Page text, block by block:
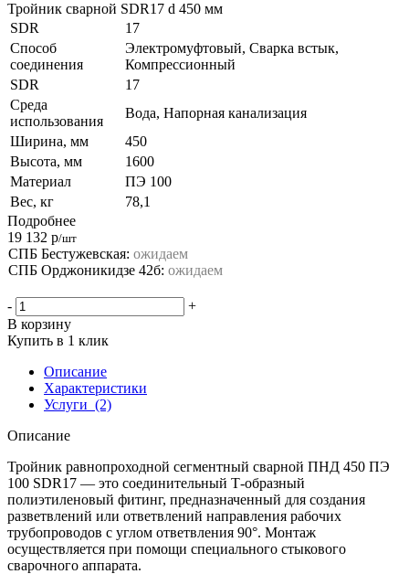
Тройник сварной SDR17 d 450 мм
SDR
17
Способ
соединения
Электромуфтовый, Сварка встык,
Компрессионный
SDR
17
Среда
использования
Вода, Напорная канализация
Ширина, мм
450
Высота, мм
1600
Материал
ПЭ 100
Вес, кг
78,1
Подробнее
19 132 р/шт
СПБ Бестужевская: ожидаем
СПБ Орджоникидзе 42б: ожидаем
-
+
В корзину
Купить в 1 клик
Описание
Характеристики
Услуги (2)
Описание
Тройник равнопроходной сегментный сварной ПНД 450 ПЭ
100 SDR17 — это соединительный Т-образный
полиэтиленовый фитинг, предназначенный для создания
разветвлений или ответвлений направления рабочих
трубопроводов с углом ответвления 90°. Монтаж
осуществляется при помощи специального стыкового
сварочного аппарата.